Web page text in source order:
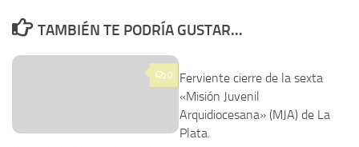
TAMBIÉN TE PODRÍA GUSTAR...
0
Ferviente cierre de la sexta
«Misión Juvenil
Arquidiocesana» (MJA) de La
Plata.